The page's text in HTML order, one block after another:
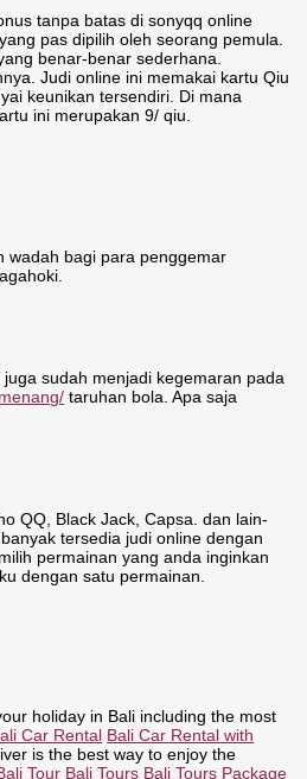
tanpa batas di sonyqq online
pas dipilih oleh seorang pemula.
benar-benar sederhana.
Judi online ini memakai kartu Qiu
keunikan tersendiri. Di mana
ini merupakan 9/ qiu.
wadah bagi para penggemar
sudah menjadi kegemaran pada
taruhan bola. Apa saja
QQ, Black Jack, Capsa. dan lain-
tersedia judi online dengan
permainan yang anda inginkan
dengan satu permainan.
holiday in Bali including the most
Car Rental Bali Car Rental with
is the best way to enjoy the
Tour Bali Tours Bali Tours Package